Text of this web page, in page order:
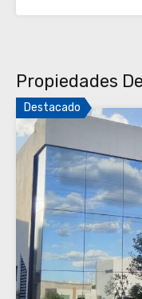
Propiedades
Destacado